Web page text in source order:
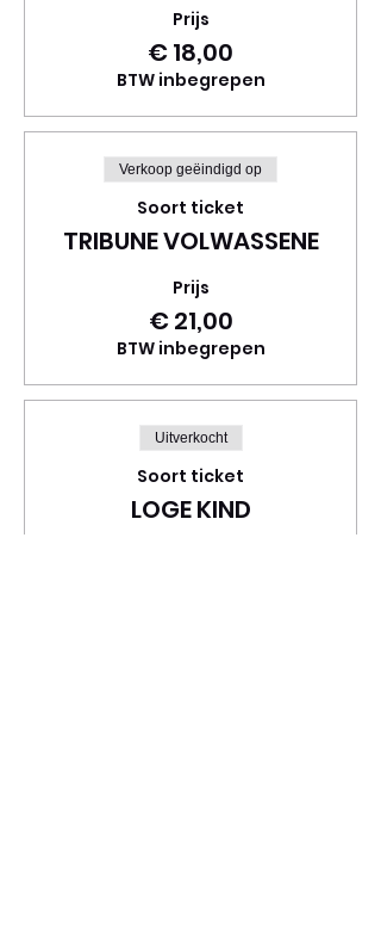
Prijs
€ 18,00
BTW inbegrepen
Verkoop geëindigd op
Soort ticket
TRIBUNE VOLWASSENE
Prijs
€ 21,00
BTW inbegrepen
Uitverkocht
Soort ticket
LOGE KIND